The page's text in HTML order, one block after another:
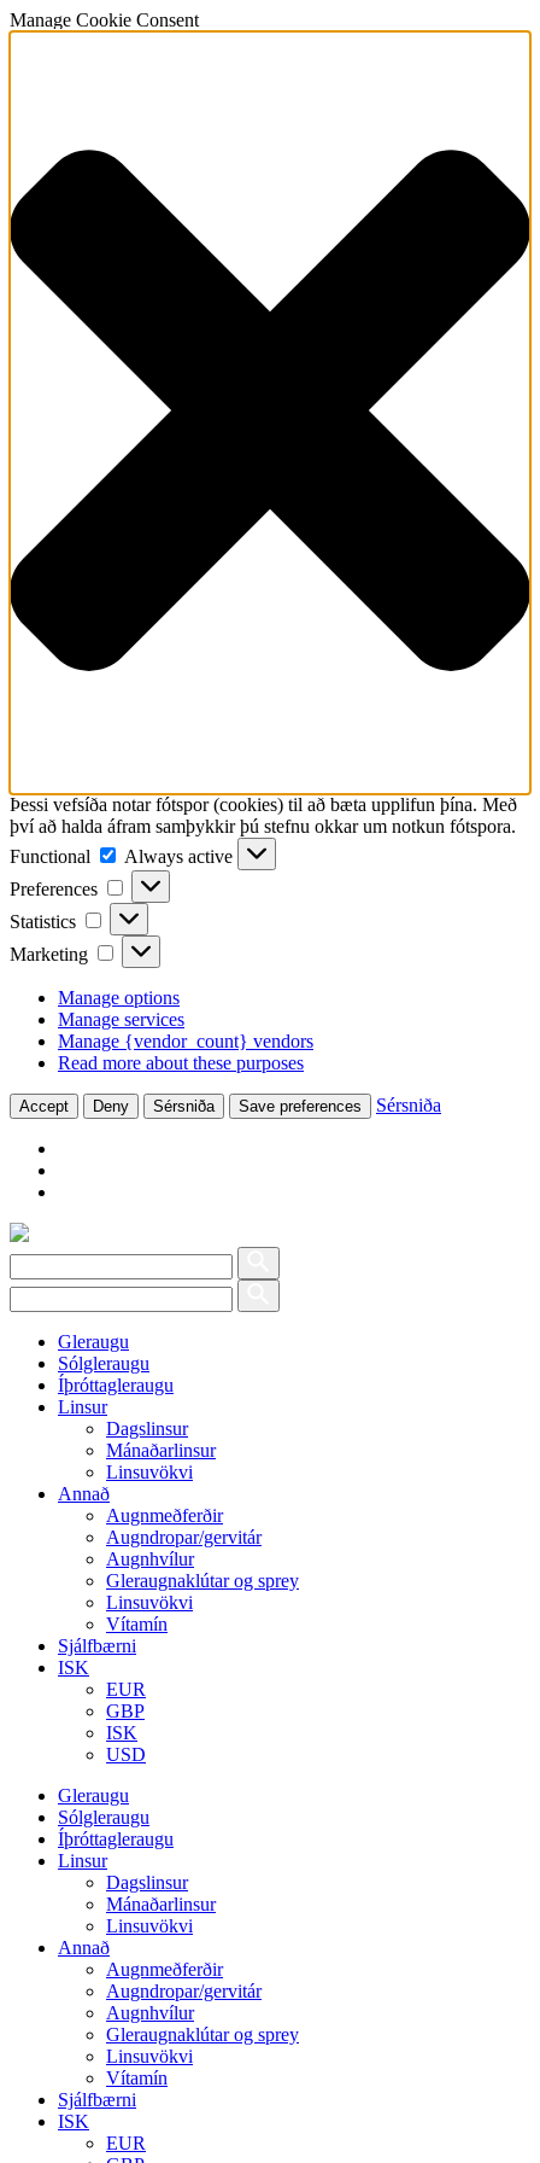
Manage Cookie Consent
Þessi vefsíða notar fótspor (cookies) til að bæta upplifun þína. Með
því að halda áfram samþykkir þú stefnu okkar um notkun fótspora.
Functional
Functional
Always active
Preferences
Preferences
Statistics Statistics
Marketing Marketing
Manage options
Manage services
Manage {vendor_count} vendors
Read more about these purposes
Accept Deny Sérsniða Save preferences Sérsniða
Gleraugu
Sólgleraugu
Íþróttagleraugu
Linsur
Dagslinsur
Mánaðarlinsur
Linsuvökvi
Annað
Augnmeðferðir
Augndropar/gervitár
Augnhvílur
Gleraugnaklútar og sprey
Linsuvökvi
Vítamín
Sjálfbærni
ISK
EUR
GBP
ISK
USD
Gleraugu
Sólgleraugu
Íþróttagleraugu
Linsur
Dagslinsur
Mánaðarlinsur
Linsuvökvi
Annað
Augnmeðferðir
Augndropar/gervitár
Augnhvílur
Gleraugnaklútar og sprey
Linsuvökvi
Vítamín
Sjálfbærni
ISK
EUR